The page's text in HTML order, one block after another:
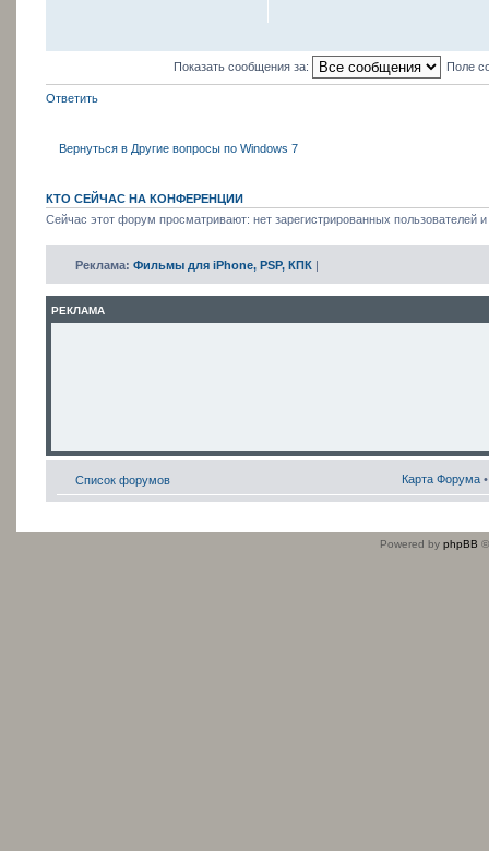
Показать сообщения за: Поле
Ответить
Вернуться в Другие вопросы по Windows 7
КТО СЕЙЧАС НА КОНФЕРЕНЦИИ
Сейчас этот форум просматривают: нет зарегистрированных пользователей и
Реклама: Фильмы для iPhone, PSP, КПК |
РЕКЛАМА
Список форумов Карта Форума
Powered by phpBB